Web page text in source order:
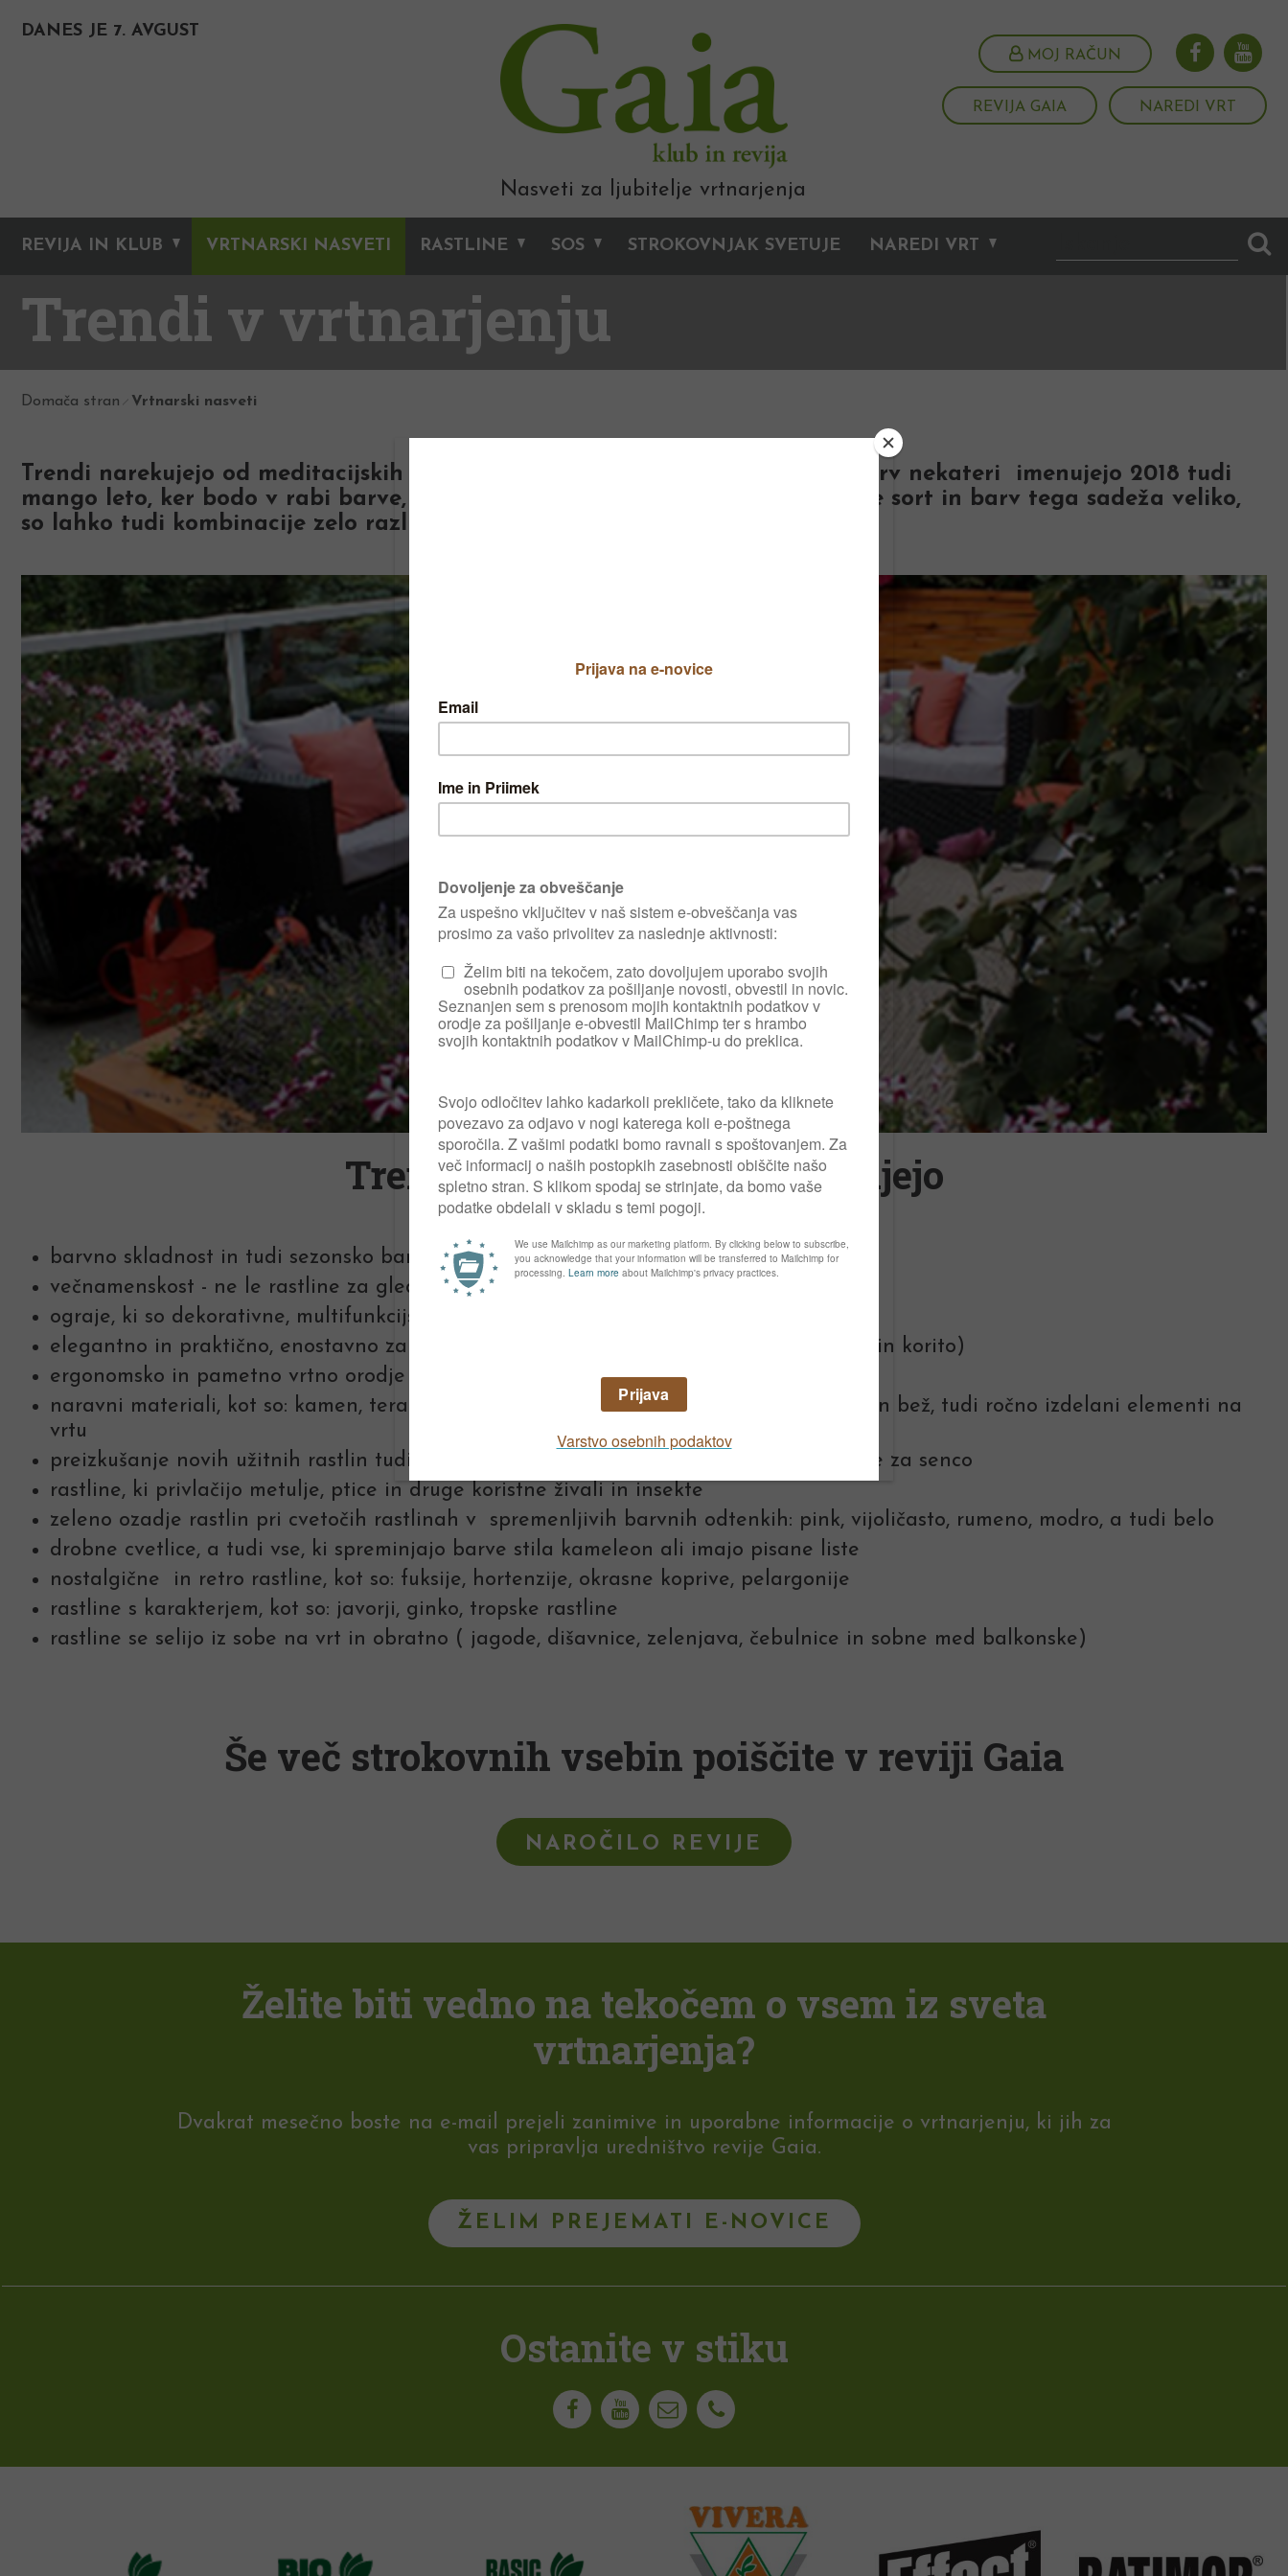
DANES JE 7. AVGUST
MOJ RAČUN
REVIJA GAIA NAREDI VRT
Nasveti za ljubitelje vrtnarjenja
REVIJA IN KLUB VRTNARSKI NASVETI RASTLINE SOS STROKOVNJAK SVETUJE NAREDI VRT
Trendi v vrtnarjenju
Domača stran Vrtnarski nasveti
Trendi narekujejo od meditacijskih do rastlinsko užitnih kombinacij. Glede barv nekateri imenujejo 2018 tudi
mango leto, ker bodo v rabi barve, ki jih najdemo na sadežih manga. A ker je sort in barv tega sadeža veliko,
so lahko tudi kombinacije zelo različne.
Trendi v zadnjih letih narekujejo
barvno skladnost in tudi sezonsko barvitost (tudi jesen in zima v barvah na vrtu)
večnamenskost - ne le rastline za gledanje, ampak tudi uporaba: zelenjava + zelišča
ograje, ki so dekorativne, multifunkcijske, sestavljene iz različnih rastlin ipd.
elegantno in praktično, enostavno za oskrbo (sukulente), večnamenski elementi (klop in korito)
ergonomsko in pametno vrtno orodje
naravni materiali, kot so: kamen, terakota, metalik posode, pri katerih dominira rjava in bež, tudi ročno izdelani elementi na
vrtu
preizkušanje novih užitnih rastlin tudi v posodah, barviti in nenavadni plodovi, rastline za senco
rastline, ki privlačijo metulje, ptice in druge koristne živali in insekte
zeleno ozadje rastlin pri cvetočih rastlinah v spremenljivih barvnih odtenkih: pink, vijoličasto, rumeno, modro, a tudi belo
drobne cvetlice, a tudi vse, ki spreminjajo barve stila kameleon ali imajo pisane liste
nostalgične in retro rastline, kot so: fuksije, hortenzije, okrasne koprive, pelargonije
rastline s karakterjem, kot so: javorji, ginko, tropske rastline
rastline se selijo iz sobe na vrt in obratno ( jagode, dišavnice, zelenjava, čebulnice in sobne med balkonske)
Še več strokovnih vsebin poiščite v reviji Gaia
NAROČILO REVIJE
Želite biti vedno na tekočem o vsem iz sveta
vrtnarjenja?
Dvakrat mesečno boste na e-mail prejeli zanimive in uporabne informacije o vrtnarjenju, ki jih za
vas pripravlja uredništvo revije Gaia.
ŽELIM PREJEMATI E-NOVICE
Ostanite v stiku